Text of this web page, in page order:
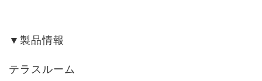
▼製品情報
テラスルーム